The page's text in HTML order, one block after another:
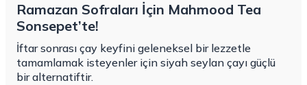
Ramazan Sofraları İçin Mahmood Tea
Sonsepet’te!
İftar sonrası çay keyfini geleneksel bir lezzetle
tamamlamak isteyenler için siyah seylan çayı güçlü
bir alternatiftir.